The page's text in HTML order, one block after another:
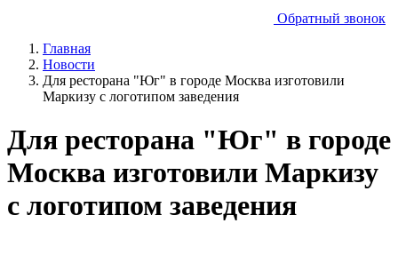
Обратный звонок
Главная
Новости
Для ресторана "Юг" в городе Москва изготовили
Маркизу с логотипом заведения
Для ресторана "Юг" в городе
Москва изготовили Маркизу
с логотипом заведения